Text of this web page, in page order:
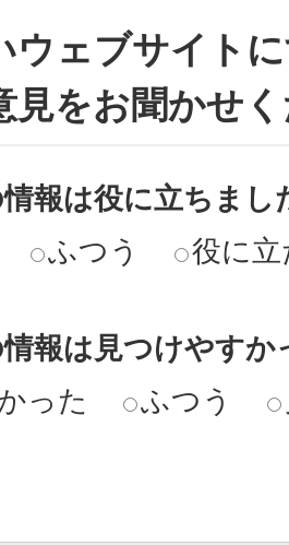
ウェブサイト
見をお聞かせ
報は役に立ちまし
ふつう 役に
報は見つけやすか
った
ふつう